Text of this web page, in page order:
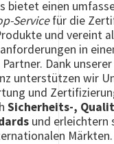
bietet einen
für die
und vereint
in
Dank unserer
unterstützen wir
und
Sicherheits‑,
und erleichtern
Märkten.